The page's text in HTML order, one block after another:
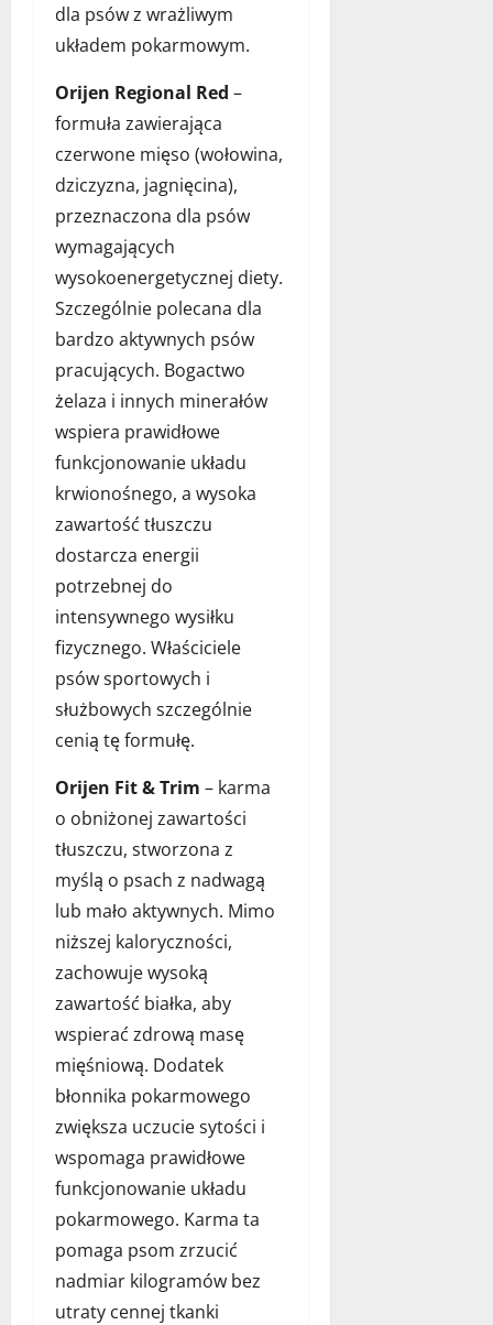
dla psów z wrażliwym
układem pokarmowym.
Orijen Regional Red –
formuła zawierająca
czerwone mięso (wołowina,
dziczyzna, jagnięcina),
przeznaczona dla psów
wymagających
wysokoenergetycznej diety.
Szczególnie polecana dla
bardzo aktywnych psów
pracujących. Bogactwo
żelaza i innych minerałów
wspiera prawidłowe
funkcjonowanie układu
krwionośnego, a wysoka
zawartość tłuszczu
dostarcza energii
potrzebnej do
intensywnego wysiłku
fizycznego. Właściciele
psów sportowych i
służbowych szczególnie
cenią tę formułę.
Orijen Fit & Trim – karma
o obniżonej zawartości
tłuszczu, stworzona z
myślą o psach z nadwagą
lub mało aktywnych. Mimo
niższej kaloryczności,
zachowuje wysoką
zawartość białka, aby
wspierać zdrową masę
mięśniową. Dodatek
błonnika pokarmowego
zwiększa uczucie sytości i
wspomaga prawidłowe
funkcjonowanie układu
pokarmowego. Karma ta
pomaga psom zrzucić
nadmiar kilogramów bez
utraty cennej tkanki